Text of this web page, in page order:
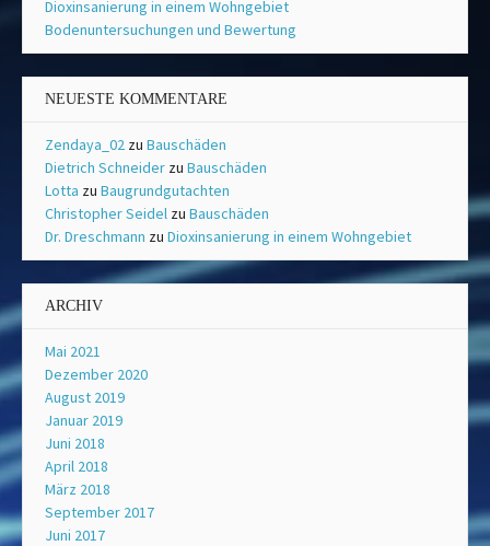
Dioxinsanierung in einem Wohngebiet
Bodenuntersuchungen und Bewertung
NEUESTE KOMMENTARE
Zendaya_02 zu Bauschäden
Dietrich Schneider zu Bauschäden
Lotta zu Baugrundgutachten
Christopher Seidel zu Bauschäden
Dr. Dreschmann zu Dioxinsanierung in einem Wohngebiet
ARCHIV
Mai 2021
Dezember 2020
August 2019
Januar 2019
Juni 2018
April 2018
März 2018
September 2017
Juni 2017